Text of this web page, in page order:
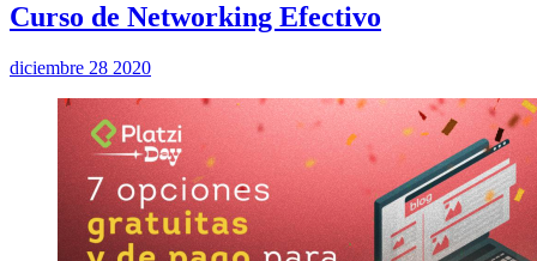
Curso de Networking Efectivo
diciembre 28 2020